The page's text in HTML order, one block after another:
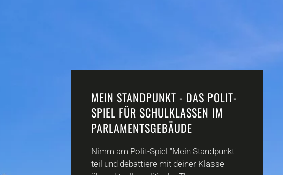
MEIN STANDPUNKT - DAS POLIT-
SPIEL FÜR SCHULKLASSEN IM
PARLAMENTSGEBÄUDE
Nimm am Polit-Spiel "Mein Standpunkt"
teil und debattiere mit deiner Klasse